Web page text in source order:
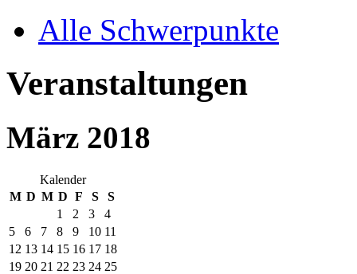
Alle Schwerpunkte
Veranstaltungen
März 2018
Kalender
M D M D F S
S
1
2 3
4
5
6 7 8 9 10 11
12 13 14 15 16 17 18
19 20 21 22 23 24 25